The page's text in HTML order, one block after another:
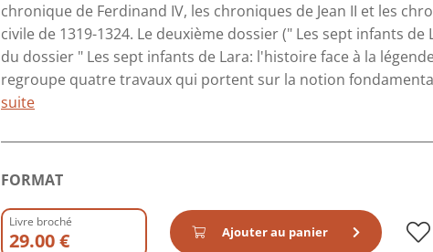
chronique de Ferdinand IV, les chroniques de Jean II et les
civile de 1319-1324. Le deuxième dossier (" Les sept infants
du dossier " Les sept infants de Lara: l'histoire face à la
regroupe quatre travaux qui portent sur la notion
suite
FORMAT
Livre broché
29.00 € Ajouter au panier